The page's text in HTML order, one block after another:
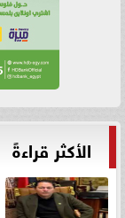
الأكثر قراءةً